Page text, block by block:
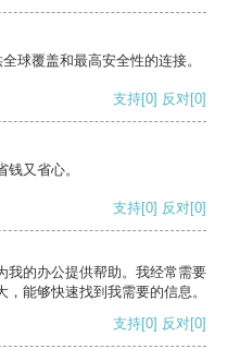
球覆盖和最高安全性的连接。
支持[0] 反对[0]
又省心。
支持[0] 反对[0]
我的办公提供帮助。我经常需要
能够快速找到我需要的信息。
支持[0] 反对[0]